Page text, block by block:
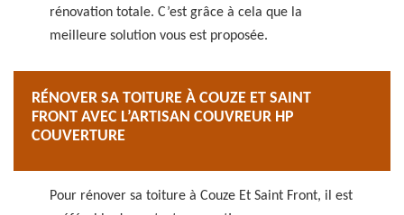
rénovation totale. C’est grâce à cela que la
meilleure solution vous est proposée.
RÉNOVER SA TOITURE À COUZE ET SAINT
FRONT AVEC L’ARTISAN COUVREUR HP
COUVERTURE
Pour rénover sa toiture à Couze Et Saint Front, il est